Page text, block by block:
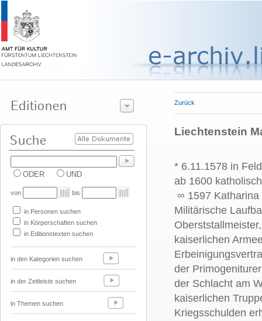
ODER UND
von bis
in Personen suchen
in Körperschaften suchen
in Editionstexten suchen
in den Kategorien suchen
in der Zeitleiste suchen
in Themen suchen
Zurück
Liechtenstein
* 6.11.1578 in
ab 1600
∞ 1597 Katharina
Militärische
kaiserlichen
der
der Schlacht am
kaiserlichen
Kriegsschulden